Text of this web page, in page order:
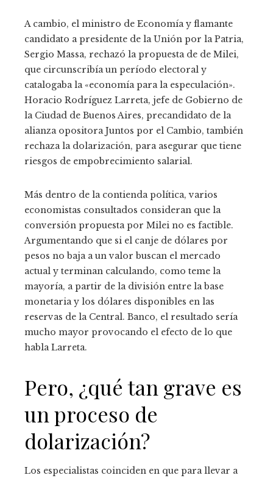
A cambio, el ministro de Economía y flamante
candidato a presidente de la Unión por la Patria,
Sergio Massa, rechazó la propuesta de de Milei,
que circunscribía un período electoral y
catalogaba la «economía para la especulación».
Horacio Rodríguez Larreta, jefe de Gobierno de
la Ciudad de Buenos Aires, precandidato de la
alianza opositora Juntos por el Cambio, también
rechaza la dolarización, para asegurar que tiene
riesgos de empobrecimiento salarial.
Más dentro de la contienda política, varios
economistas consultados consideran que la
conversión propuesta por Milei no es factible.
Argumentando que si el canje de dólares por
pesos no baja a un valor buscan el mercado
actual y terminan calculando, como teme la
mayoría, a partir de la división entre la base
monetaria y los dólares disponibles en las
reservas de la Central. Banco, el resultado sería
mucho mayor provocando el efecto de lo que
habla Larreta.
Pero, ¿qué tan grave es
un proceso de
dolarización?
Los especialistas coinciden en que para llevar a